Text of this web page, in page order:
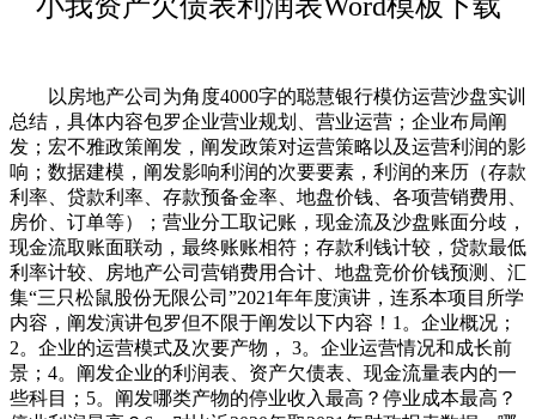
以房地产公司为角度4000字的聪慧银行模仿运营沙盘实训
总结，具体内容包罗企业营业规划、营业运营；企业布局阐
发；宏不雅政策阐发，阐发政策对运营策略以及运营利润的影
响；数据建模，阐发影响利润的次要要素，利润的来历（存款
利率、贷款利率、存款预备金率、地盘价钱、各项营销费用、
房价、订单等）；营业分工取记账，现金流及沙盘账面分歧，
现金流取账面联动，最终账账相符；存款利钱计较，贷款最低
利率计较、房地产公司营销费用合计、地盘竞价价钱预测、汇
集“三只松鼠股份无限公司”2021年年度演讲，连系本项目所学
内容，阐发演讲包罗但不限于阐发以下内容！1。企业概况；
2。企业的运营模式及次要产物， 3。企业运营情况和成长前
景；4。阐发企业的利润表、资产欠债表、现金流量表内的一
些科目；5。阐发哪类产物的停业收入最高？停业成本最高？